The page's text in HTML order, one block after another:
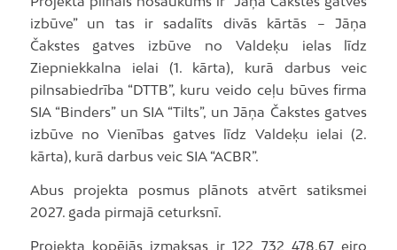
izbūve” un tas ir sadalīts divās kārtās – Jāņa
Čakstes gatves izbūve no Valdeķu ielas līdz
Ziepniekkalna ielai (1. kārta), kurā darbus veic
pilnsabiedrība “DTTB”, kuru veido ceļu būves firma
SIA “Binders” un SIA “Tilts”, un Jāņa Čakstes gatves
izbūve no Vienības gatves līdz Valdeķu ielai (2.
kārta), kurā darbus veic SIA “ACBR”.
Abus projekta posmus plānots atvērt satiksmei
2027. gada pirmajā ceturksnī.
Projekta kopējās izmaksas ir 122 732 478,67 eiro